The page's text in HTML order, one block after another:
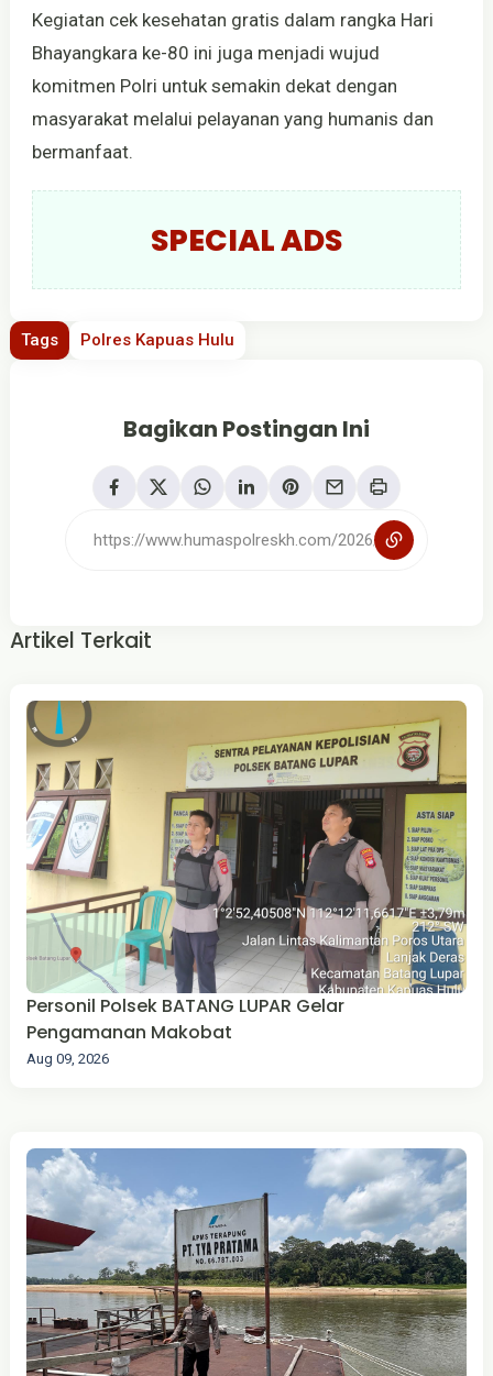
Kegiatan cek kesehatan gratis dalam rangka Hari
Bhayangkara ke-80 ini juga menjadi wujud
komitmen Polri untuk semakin dekat dengan
masyarakat melalui pelayanan yang humanis dan
bermanfaat.
SPECIAL ADS
Tags Polres Kapuas Hulu
Bagikan Postingan Ini
Artikel Terkait
‎Personil Polsek BATANG LUPAR Gelar
Pengamanan Makobat
Aug 09, 2026